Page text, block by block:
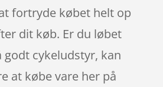
fortryde købet helt op
dit køb. Er du løbet
godt cykeludstyr, kan
at købe vare her på